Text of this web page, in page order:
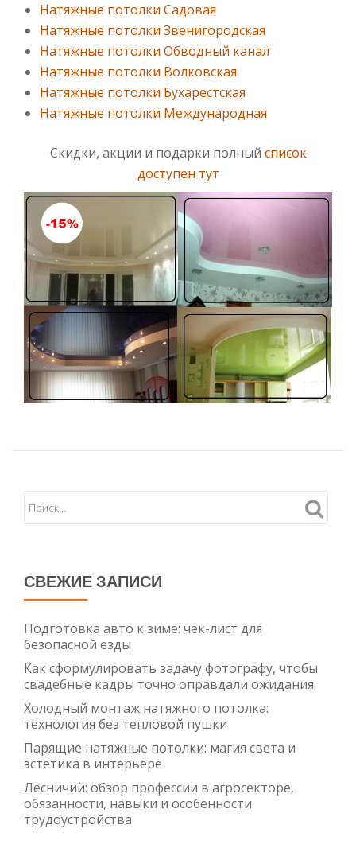
Натяжные потолки Садовая
Натяжные потолки Звенигородская
Натяжные потолки Обводный канал
Натяжные потолки Волковская
Натяжные потолки Бухарестская
Натяжные потолки Международная
Скидки, акции и подарки полный список
доступен тут
СВЕЖИЕ ЗАПИСИ
Подготовка авто к зиме: чек-лист для
безопасной езды
Как сформулировать задачу фотографу, чтобы
свадебные кадры точно оправдали ожидания
Холодный монтаж натяжного потолка:
технология без тепловой пушки
Парящие натяжные потолки: магия света и
эстетика в интерьере
Лесничий: обзор профессии в агросекторе,
обязанности, навыки и особенности
трудоустройства